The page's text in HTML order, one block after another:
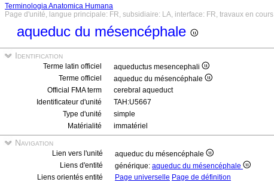
Terminologia Anatomica Humana
Page d'unité, langue principale: FR, subsidiaire: LA, interface: FR, travaux en cours
aqueduc du mésencéphale
Identification
Terme latin officiel
aqueductus mesencephali
Terme officiel
aqueduc du mésencéphale
Official FMA term
cerebral aqueduct
Identificateur d'unité
TAH:U5667
Type d'unité
simple
Matérialité
immatériel
Navigation
Lien vers l'unité
aqueduc du mésencéphale
Liens d'entité
générique: aqueduc du mésencéphale
Liens orientés entité
Page universelle Page de définition